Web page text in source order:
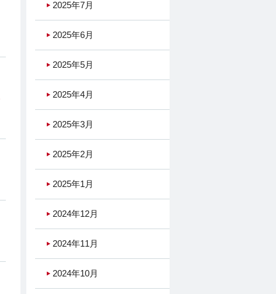
2025年7月
2025年6月
2025年5月
2025年4月
2025年3月
2025年2月
2025年1月
2024年12月
2024年11月
2024年10月